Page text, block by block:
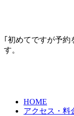
｢初めてですが予約
す。
HOME
アクセス・料